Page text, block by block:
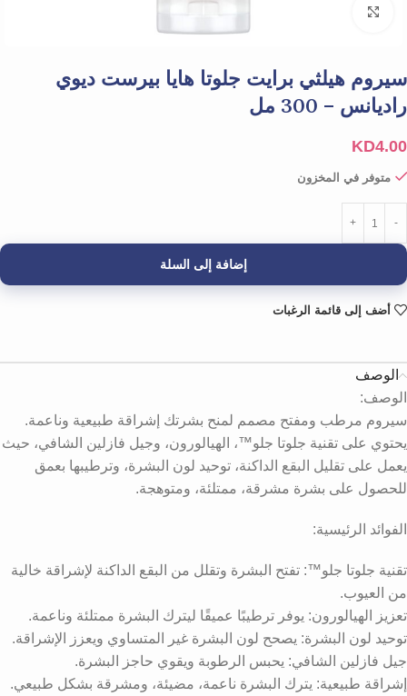
سيروم هيلثي برايت جلوتا هايا بيرست ديوي
راديانس – 300 مل
KD4.00
متوفر في المخزون
إضافة إلى السلة
أضف إلى قائمة الرغبات
الوصف
الوصف:
سيروم مرطب ومفتح مصمم لمنح بشرتك إشراقة طبيعية وناعمة.
يحتوي على تقنية جلوتا جلو™، الهيالورون، وجيل فازلين الشافي، حيث
يعمل على تقليل البقع الداكنة، توحيد لون البشرة، وترطيبها بعمق
للحصول على بشرة مشرقة، ممتلئة، ومتوهجة.
الفوائد الرئيسية:
تقنية جلوتا جلو™: تفتح البشرة وتقلل من البقع الداكنة لإشراقة خالية
من العيوب.
تعزيز الهيالورون: يوفر ترطيبًا عميقًا ليترك البشرة ممتلئة وناعمة.
توحيد لون البشرة: يصحح لون البشرة غير المتساوي ويعزز الإشراقة.
جيل فازلين الشافي: يحبس الرطوبة ويقوي حاجز البشرة.
إشراقة طبيعية: يترك البشرة ناعمة، مضيئة، ومشرقة بشكل طبيعي.